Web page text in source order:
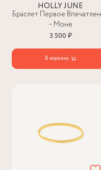
HOLLY JUNE
Браслет Первое
– Моне
3 500 ₽
В корзину